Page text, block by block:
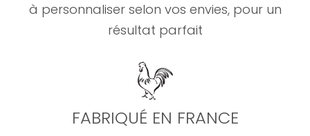
à personnaliser selon vos envies, pour un
résultat parfait
FABRIQUÉ EN FRANCE